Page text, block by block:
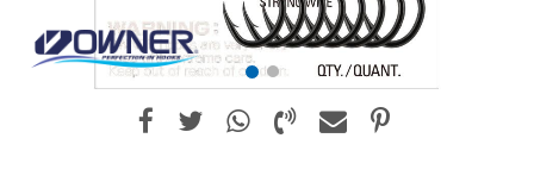
1 2